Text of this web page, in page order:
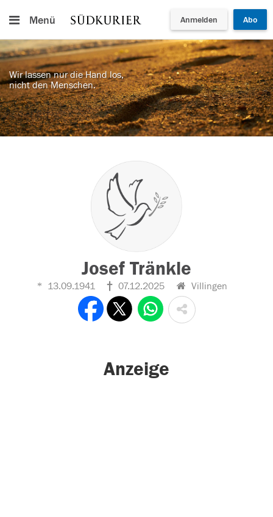
Menü Anmelden Abo
Wir lassen nur die Hand los,
nicht den Menschen.
Josef Tränkle
13.09.1941 07.12.2025 Villingen
Anzeige